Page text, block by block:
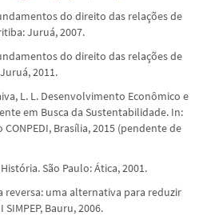
do direito das relações de
Juruá, 2007.
do direito das relações de
2011.
L. L. Desenvolvimento Econômico e
em Busca da Sustentabilidade. In:
Brasília, 2015 (pendente de
São Paulo: Ática, 2001.
reversa: uma alternativa para reduzir
Bauru, 2006.